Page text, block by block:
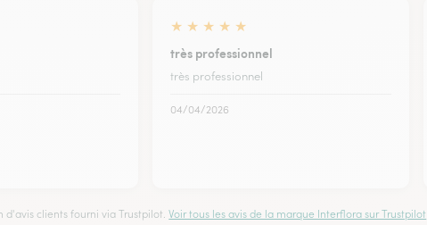
★ ★ ★ ★ ★
très professionnel
très professionnel
04/04/2026
d'avis clients fourni via Trustpilot.Voir tous les avis de la marque Interflora sur Trustpilot